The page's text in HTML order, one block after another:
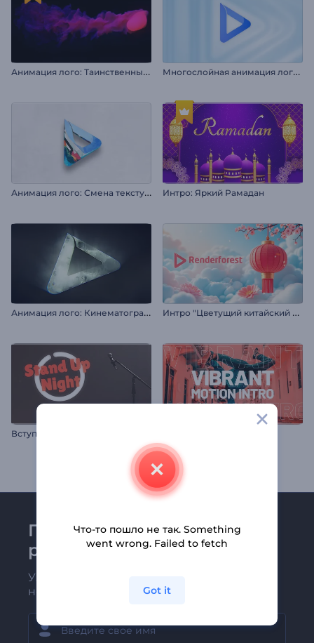
А
нимация лого: Таинственный дым М
ногослойная анимация логотипа
А
нимация лого: Смена текстуры в 3D Интро: Яркий Рамадан
А
нимация лого: Кинематографичный свет И
нтро "Цветущий китайский Новый год"
Вступление к стендап-шоу
Присоединяйтесь к
рассылке Renderforest
Узнавайте о последних новостях и
новых предложениях первыми
Что-то пошло не так. Something
went wrong. Failed to fetch
Got it